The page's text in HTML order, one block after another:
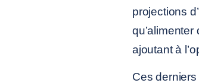
projections
ajoutant à
Ces